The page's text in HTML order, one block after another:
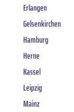
Erlangen
Gelsenkirchen
Hamburg
Herne
Kassel
Leipzig
Mainz